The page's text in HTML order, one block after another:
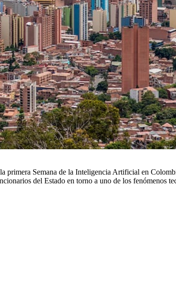
primera Semana de la Inteligencia Artificial en
del Estado en torno a uno de los fenómenos